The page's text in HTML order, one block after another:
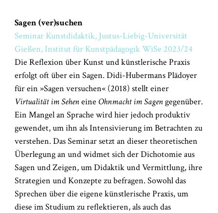
Sagen (ver)suchen
Seminar Kunstdidaktik, Justus-Liebig-Universität
Gießen, Institut für Kunstpädagogik WiSe 2023/24
Die Reflexion über Kunst und künstlerische Praxis
erfolgt oft über ein Sagen. Didi-Hubermans Plädoyer
für ein »Sagen versuchen« (2018) stellt einer
Virtualität im Seheneine Ohnmacht im Sagengegenüber.
Ein Mangel an Sprache wird hier jedoch produktiv
gewendet, um ihn als Intensivierung im Betrachten zu
verstehen. Das Seminar setzt an dieser theoretischen
Überlegung an und widmet sich der Dichotomie aus
Sagen und Zeigen, um Didaktik und Vermittlung, ihre
Strategien und Konzepte zu befragen. Sowohl das
Sprechen über die eigene künstlerische Praxis, um
diese im Studium zu reflektieren, als auch das